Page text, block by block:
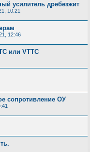
усилитель дребезжит
10:21
12:46
или VTTC
сопротивление ОУ